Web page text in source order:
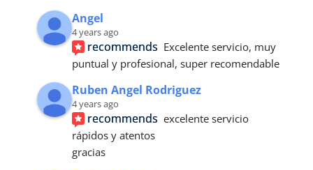
Angel
4 years ago
recommends Excelente servicio, muy
puntual y profesional, super recomendable
Ruben Angel Rodriguez
4 years ago
recommends excelente servicio
rápidos y atentos
gracias